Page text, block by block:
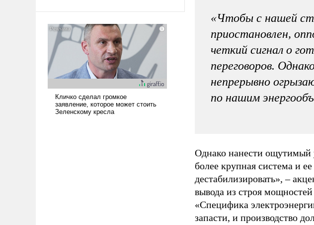
наши боевые возможности.
«Чтобы с нашей
приостановлен,
четкий сигнал о
переговоров.
непрерывно
по нашим
Однако нанести ощутимый
более крупная система и
дестабилизировать», –
вывода из строя
«Специфика
запасти, и производство